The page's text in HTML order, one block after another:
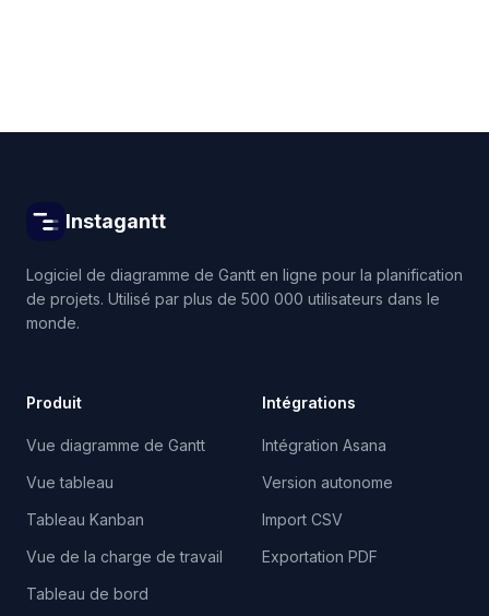
Instagantt
Logiciel de diagramme de Gantt en ligne pour la planification
de projets. Utilisé par plus de 500 000 utilisateurs dans le
monde.
Produit
Vue diagramme de Gantt
Vue tableau
Tableau Kanban
Vue de la charge de travail
Tableau de bord
Intégrations
Intégration Asana
Version autonome
Import CSV
Exportation PDF